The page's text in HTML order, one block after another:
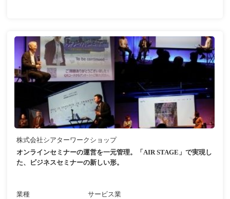
株式会社シアターワークショップ
オンラインセミナーの運営を一元管理。「AIR STAGE」で実現し
た、ビジネスセミナーの新しい形。
業種
サービス業